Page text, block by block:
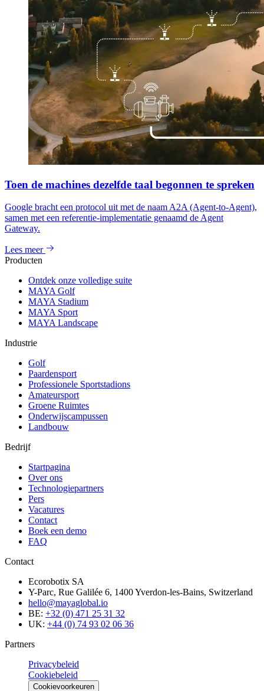
Toen de machines dezelfde taal begonnen te spreken
Google bracht een protocol uit met de naam A2A (Agent-to-Agent),
samen met een referentie-implementatie genaamd de Agent
Gateway.
Lees meer
Producten
Ontdek onze volledige suite
MAYA Golf
MAYA Stadium
MAYA Sport
MAYA Landscape
Industrie
Golf
Paardensport
Professionele Sportstadions
Amateursport
Groene Ruimtes
Onderwijscampussen
Landbouw
Bedrijf
Startpagina
Over ons
Technologiepartners
Pers
Vacatures
Contact
Boek een demo
FAQ
Contact
Ecorobotix SA
Y-Parc, Rue Galilée 6, 1400 Yverdon-les-Bains, Switzerland
hello@mayaglobal.io
BE: +32 (0) 471 25 31 32
UK: +44 (0) 74 93 02 06 36
Partners
Privacybeleid
Cookiebeleid
Cookievoorkeuren